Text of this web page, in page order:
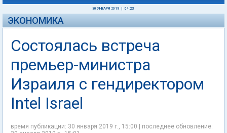
30 ЯНВАРЯ 2019 04:23
ЭКОНОМИКА
Состоялась встреча
премьер-министра
Израиля с гендиректором
Intel Israel
время публикации: 30 января 2019 г., 15:00 | последнее обновление: